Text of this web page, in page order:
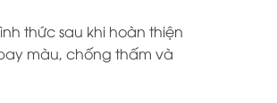
thức sau khi hoàn thiện
màu, chống thấm và